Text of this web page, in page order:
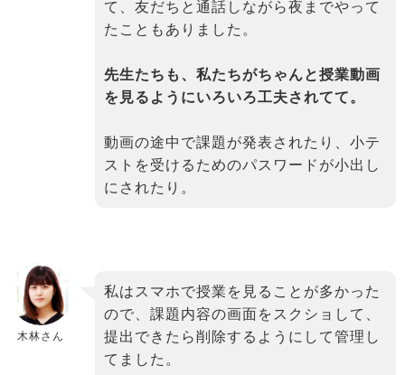
て、友だちと通話しながら夜までやって
たこともありました。
先生たちも、私たちがちゃんと授業動画
を見るようにいろいろ工夫されてて。
動画の途中で課題が発表されたり、小テ
ストを受けるためのパスワードが小出し
にされたり。
木林さん
私はスマホで授業を見ることが多かった
ので、課題内容の画面をスクショして、
提出できたら削除するようにして管理し
てました。